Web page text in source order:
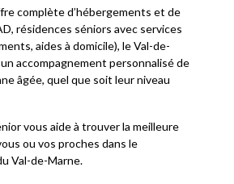
complète d’hébergements et de
résidences séniors avec services
aides à domicile), le Val-de-
accompagnement personnalisé de
âgée, quel que soit leur niveau
vous aide à trouver la meilleure
ou vos proches dans le
Val-de-Marne.